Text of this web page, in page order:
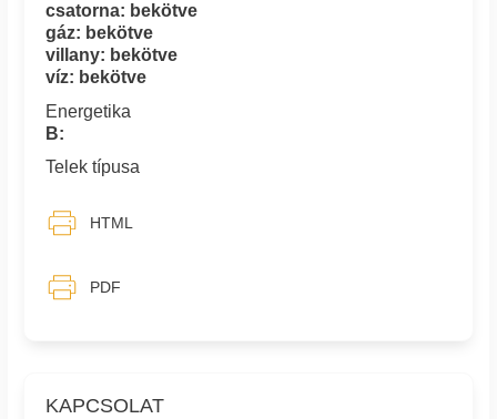
KAPCSOLAT
csatorna: bekötve
gáz: bekötve
villany: bekötve
víz: bekötve
Energetika
B:
Telek típusa
HTML
PDF